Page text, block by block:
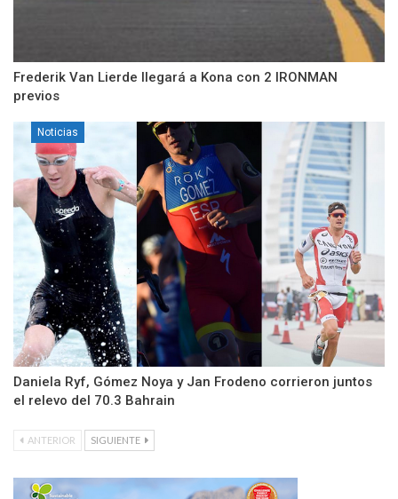
Frederik Van Lierde llegará a Kona con 2 IRONMAN
previos
Noticias
Daniela Ryf, Gómez Noya y Jan Frodeno corrieron juntos
el relevo del 70.3 Bahrain
ANTERIOR SIGUIENTE